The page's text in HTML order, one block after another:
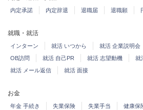
内定承諾 内定辞退 退職届 退職願
就職・就活
インターン 就活 いつから 就活 企業説明会
OB訪問
就活 自己PR 就活 志望動機 就
就活 メール返信
就活 面接
お金
年金 手続き 失業保険 失業手当 健康保